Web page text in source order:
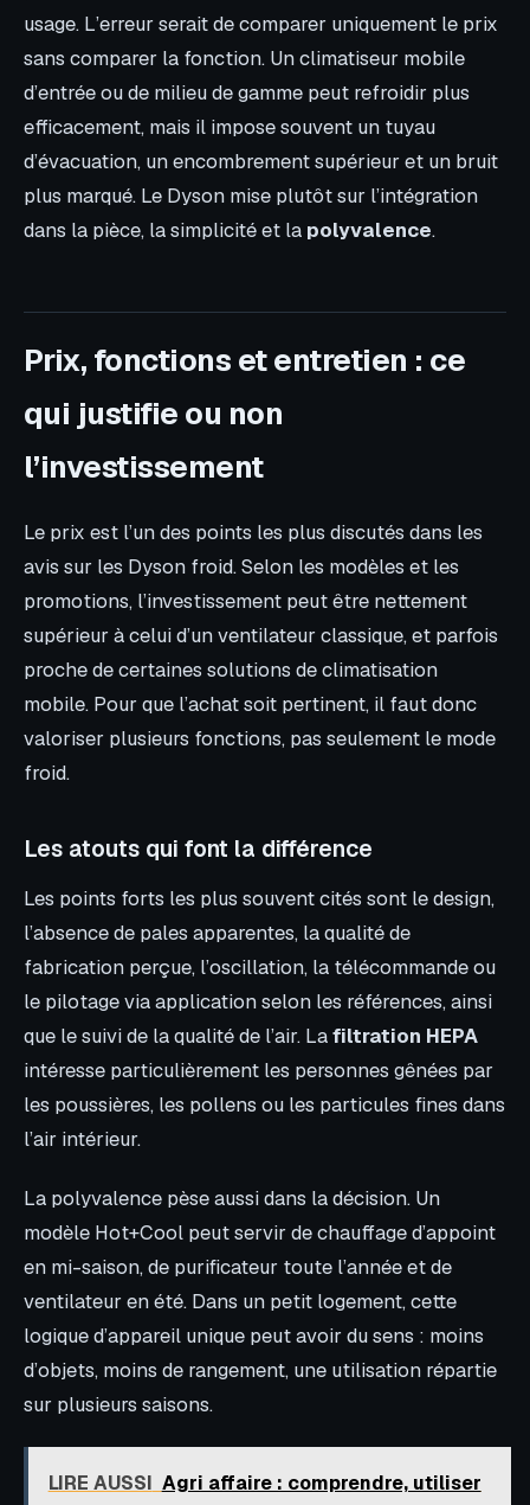
usage. L’erreur serait de comparer uniquement le prix
sans comparer la fonction. Un climatiseur mobile
d’entrée ou de milieu de gamme peut refroidir plus
efficacement, mais il impose souvent un tuyau
d’évacuation, un encombrement supérieur et un bruit
plus marqué. Le Dyson mise plutôt sur l’intégration
dans la pièce, la simplicité et la polyvalence.
Prix, fonctions et entretien : ce
qui justifie ou non
l’investissement
Le prix est l’un des points les plus discutés dans les
avis sur les Dyson froid. Selon les modèles et les
promotions, l’investissement peut être nettement
supérieur à celui d’un ventilateur classique, et parfois
proche de certaines solutions de climatisation
mobile. Pour que l’achat soit pertinent, il faut donc
valoriser plusieurs fonctions, pas seulement le mode
froid.
Les atouts qui font la différence
Les points forts les plus souvent cités sont le design,
l’absence de pales apparentes, la qualité de
fabrication perçue, l’oscillation, la télécommande ou
le pilotage via application selon les références, ainsi
que le suivi de la qualité de l’air. Lafiltration HEPA
intéresse particulièrement les personnes gênées par
les poussières, les pollens ou les particules fines dans
l’air intérieur.
La polyvalence pèse aussi dans la décision. Un
modèle Hot+Cool peut servir de chauffage d’appoint
en mi-saison, de purificateur toute l’année et de
ventilateur en été. Dans un petit logement, cette
logique d’appareil unique peut avoir du sens : moins
d’objets, moins de rangement, une utilisation répartie
sur plusieurs saisons.
LIRE AUSSI Agri affaire : comprendre, utiliser